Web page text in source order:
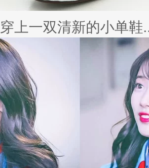
冬季绚烂，少不了羽
若......